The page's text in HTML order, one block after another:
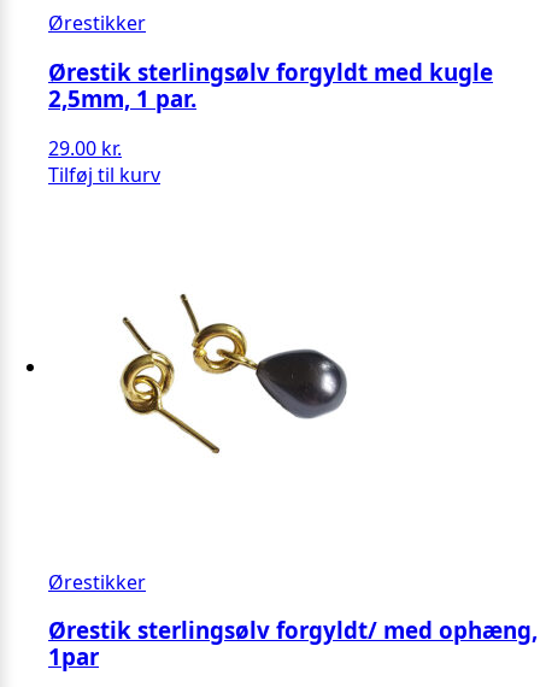
Ørestikker
Ørestik sterlingsølv forgyldt med kugle
2,5mm, 1 par.
29.00 kr.
Tilføj til kurv
Ørestikker
Ørestik sterlingsølv forgyldt/ med ophæng,
1par